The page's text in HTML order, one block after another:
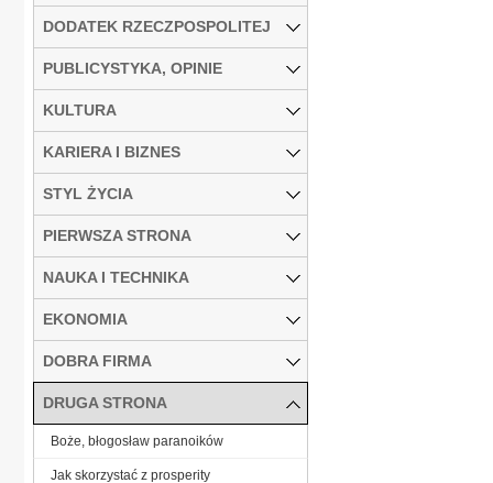
DODATEK RZECZPOSPOLITEJ
PUBLICYSTYKA, OPINIE
KULTURA
KARIERA I BIZNES
STYL ŻYCIA
PIERWSZA STRONA
NAUKA I TECHNIKA
EKONOMIA
DOBRA FIRMA
DRUGA STRONA
Boże, błogosław paranoików
Jak skorzystać z prosperity